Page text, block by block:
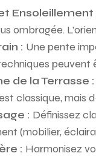
Ensoleillement
ombragée.
: Une pente
de la Terrasse :
classique, mais
: Définissez
(mobilier,
: Harmonisez